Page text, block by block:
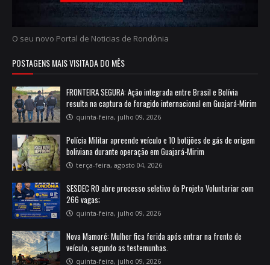
O seu novo Portal de Noticias de Rondônia
POSTAGENS MAIS VISITADA DO MÊS
FRONTEIRA SEGURA: Ação integrada entre Brasil e Bolívia
resulta na captura de foragido internacional em Guajará-Mirim
quinta-feira, julho 09, 2026
Polícia Militar apreende veículo e 10 botijões de gás de origem
boliviana durante operação em Guajará-Mirim
terça-feira, agosto 04, 2026
SESDEC RO abre processo seletivo do Projeto Voluntariar com
266 vagas;
quinta-feira, julho 09, 2026
Nova Mamoré: Mulher fica ferida após entrar na frente de
veículo, segundo as testemunhas.
quinta-feira, julho 09, 2026